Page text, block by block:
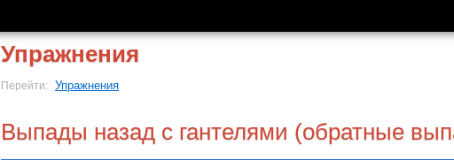
Упражнения
Перейти: Упражнения
Выпады назад с гантелями (обратные